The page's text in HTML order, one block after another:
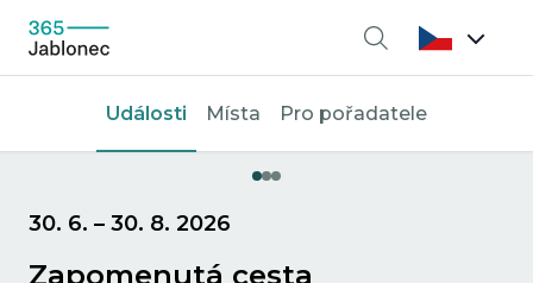
Vyhledávání
Události Místa Pro pořadatele
30. 6. – 30. 8. 2026
Zapomenutá cesta